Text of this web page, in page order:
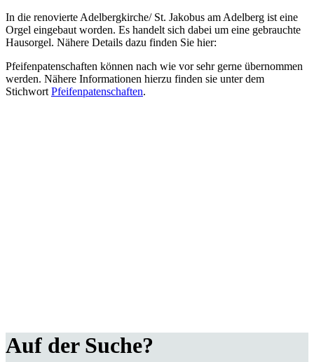
In die renovierte Adelbergkirche/ St. Jakobus am Adelberg ist eine
Orgel eingebaut worden. Es handelt sich dabei um eine gebrauchte
Hausorgel. Nähere Details dazu finden Sie hier:
Pfeifenpatenschaften können nach wie vor sehr gerne übernommen
werden. Nähere Informationen hierzu finden sie unter dem
Stichwort Pfeifenpatenschaften.
Auf der Suche?